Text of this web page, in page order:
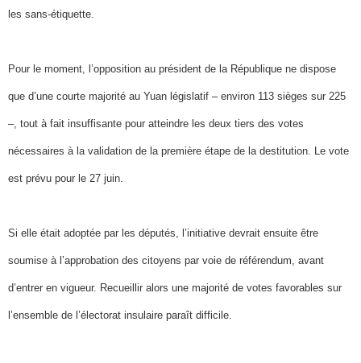
les sans-étiquette.
Pour le moment, l’opposition au président de la République ne dispose
que d’une courte majorité au Yuan législatif – environ 113 sièges sur 225
–, tout à fait insuffisante pour atteindre les deux tiers des votes
nécessaires à la validation de la première étape de la destitution. Le vote
est prévu pour le 27 juin.
Si elle était adoptée par les députés, l’initiative devrait ensuite être
soumise à l’approbation des citoyens par voie de référendum, avant
d’entrer en vigueur. Recueillir alors une majorité de votes favorables sur
l’ensemble de l’électorat insulaire paraît difficile.